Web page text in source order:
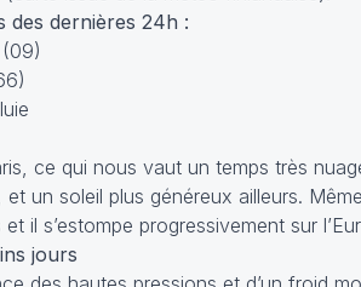
des dernières 24h :
ce qui nous vaut un temps très
un soleil plus généreux ailleurs.
il s’estompe progressivement sur
jours